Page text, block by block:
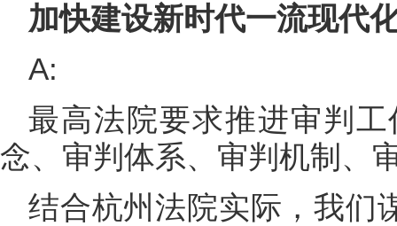
加快建设新时代一流现代
A:
最高法院要求推进审判
念、审判体系、审判机制、
结合杭州法院实际，我们